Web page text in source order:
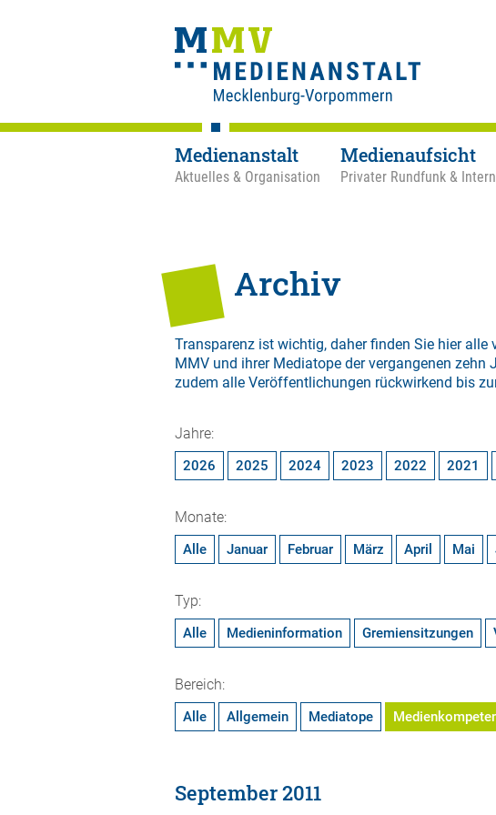
Medienanstalt
Aktuelles & Organisation
Medienaufsicht
Privater Rundfunk &
Archiv
Transparenz ist wichtig, daher finden Sie hier
MMV und ihrer Mediatope der vergangenen zehn
zudem alle Veröffentlichungen rückwirkend bis
Jahre:
2026 2025 2024 2023 2022 2021
Monate:
Alle Januar Februar März April Mai
Typ:
Alle Medieninformation Gremiensitzungen
Bereich:
Alle Allgemein Mediatope
September 2011